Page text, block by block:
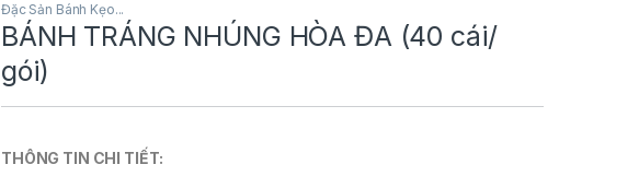
Đặc Sản Bánh Kẹo...
BÁNH TRÁNG NHÚNG HÒA ĐA (40 cái/
gói)
THÔNG TIN CHI TIẾT: